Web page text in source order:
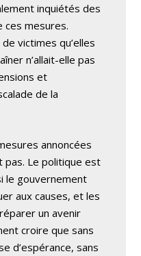
inquiétés des
mesures.
victimes qu’elles
n’allait-elle pas
et
de la
annoncées
pas. Le politique est
le gouvernement
aux causes, et les
un avenir
croire que sans
d’espérance, sans